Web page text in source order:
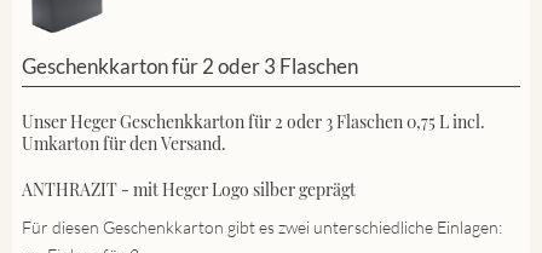
Geschenkkarton für 2 oder 3 Flaschen
Unser Heger Geschenkkarton für 2 oder 3 Flaschen 0,75 L incl.
Umkarton für den Versand.
ANTHRAZIT - mit Heger Logo silber geprägt
Für diesen Geschenkkarton gibt es zwei unterschiedliche Einlagen: